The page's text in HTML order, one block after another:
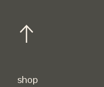
shop